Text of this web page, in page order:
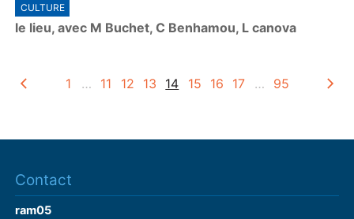
a
y
CULTURE
le lieu, avec M Buchet, C Benhamou, L canova
1 … 11 12 13 14 15 16 17 … 95
Contact
ram05